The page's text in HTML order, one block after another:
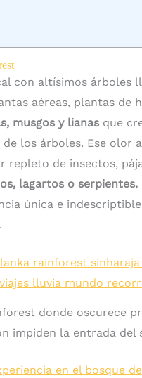
con altísimos árboles
aéreas, plantas de
musgos y lianasque
de los árboles. Ese olor
repleto de insectos,
lagartos o serpientes.
única e
donde oscurece
impiden la entrada del
en el bosque de